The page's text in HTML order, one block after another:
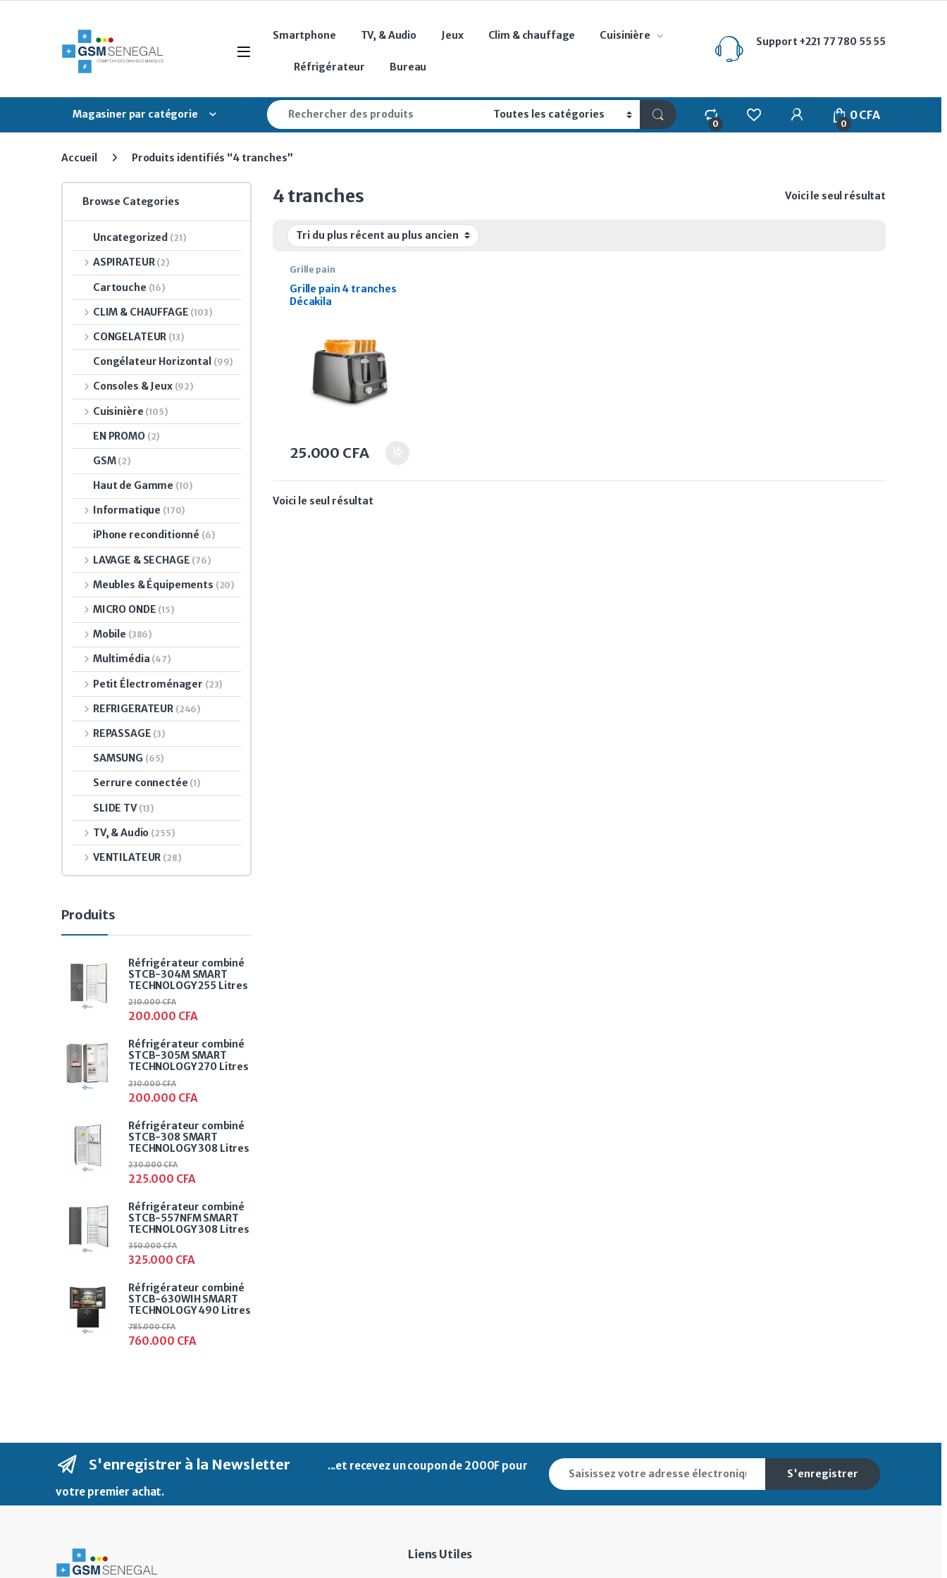
Open
Smartphone TV, & Audio Jeux Clim & chauffage Cuisinière
Réfrigérateur Bureau
Support +221 77 780 55 55
Magasiner par catégorie
Search for:
0
My Account
0
0CFA
Accueil Produits identifiés “4 tranches”
4 tranches Voici le seul résultat
Grille pain
Grille pain 4 tranches
Décakila
25.000 CFA
Voici le seul résultat
Browse Categories
Uncategorized (21)
ASPIRATEUR (2)
Cartouche (16)
CLIM & CHAUFFAGE (103)
CONGELATEUR (13)
Congélateur Horizontal (99)
Consoles & Jeux (92)
Cuisinière (105)
EN PROMO (2)
GSM (2)
Haut de Gamme (10)
Informatique (170)
iPhone reconditionné (6)
LAVAGE & SECHAGE (76)
Meubles & Équipements (20)
MICRO ONDE (15)
Mobile (386)
Multimédia (47)
Petit Électroménager (23)
REFRIGERATEUR (246)
REPASSAGE (3)
SAMSUNG (65)
Serrure connectée (1)
SLIDE TV (13)
TV, & Audio (255)
VENTILATEUR (28)
Produits
Réfrigérateur combiné
STCB-304M SMART
TECHNOLOGY 255 Litres
200.000 CFA
210.000CFA
Réfrigérateur combiné
STCB-305M SMART
TECHNOLOGY 270 Litres
200.000 CFA
210.000CFA
Réfrigérateur combiné
STCB-308 SMART
TECHNOLOGY 308 Litres
225.000 CFA
230.000CFA
Réfrigérateur combiné
STCB-557NFM SMART
TECHNOLOGY 308 Litres
325.000 CFA
350.000CFA
Réfrigérateur combiné
STCB-630WIH SMART
TECHNOLOGY 490 Litres
760.000 CFA
785.000CFA
S'enregistrer à la Newsletter ...et recevez uncoupon de 2000F pour
votre premier achat.
S'enregistrer
Liens Utiles